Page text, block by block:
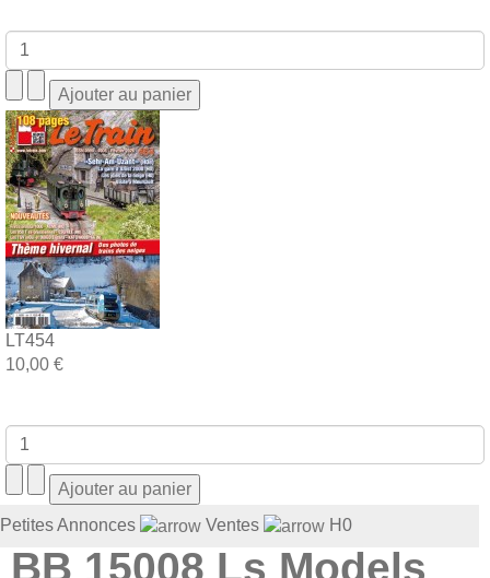
LT454
10,00 €
Petites Annonces Ventes H0
BB 15008 Ls Models